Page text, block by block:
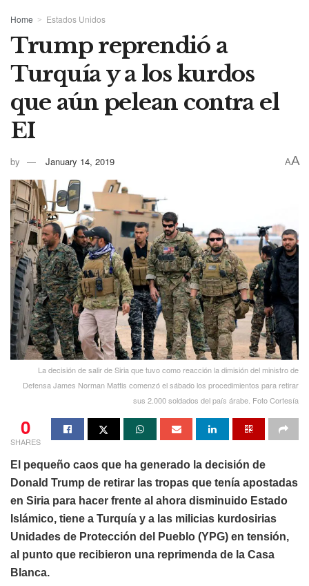
Home Estados Unidos
Trump reprendió a
Turquía y a los kurdos
que aún pelean contra el
EI
by January 14, 2019 AA
La decisión de salir de Siria que tuvo como reacción la dimisión del ministro de
Defensa James Norman Mattis comenzó el sábado los procedimientos para retirar
sus 2.000 soldados del país árabe. Foto Cortesía
0
SHARES
El pequeño caos que ha generado la decisión de
Donald Trump de retirar las tropas que tenía apostadas
en Siria para hacer frente al ahora disminuido Estado
Islámico, tiene a Turquía y a las milicias kurdosirias
Unidades de Protección del Pueblo (YPG) en tensión,
al punto que recibieron una reprimenda de la Casa
Blanca.